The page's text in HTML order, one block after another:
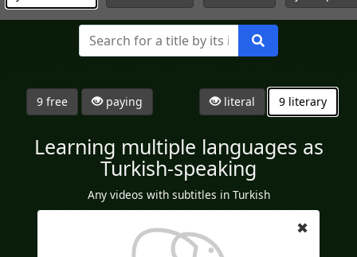
9 free paying literal 9 literary
Learning multiple languages as
Turkish-speaking
Any videos with subtitles in Turkish
✖